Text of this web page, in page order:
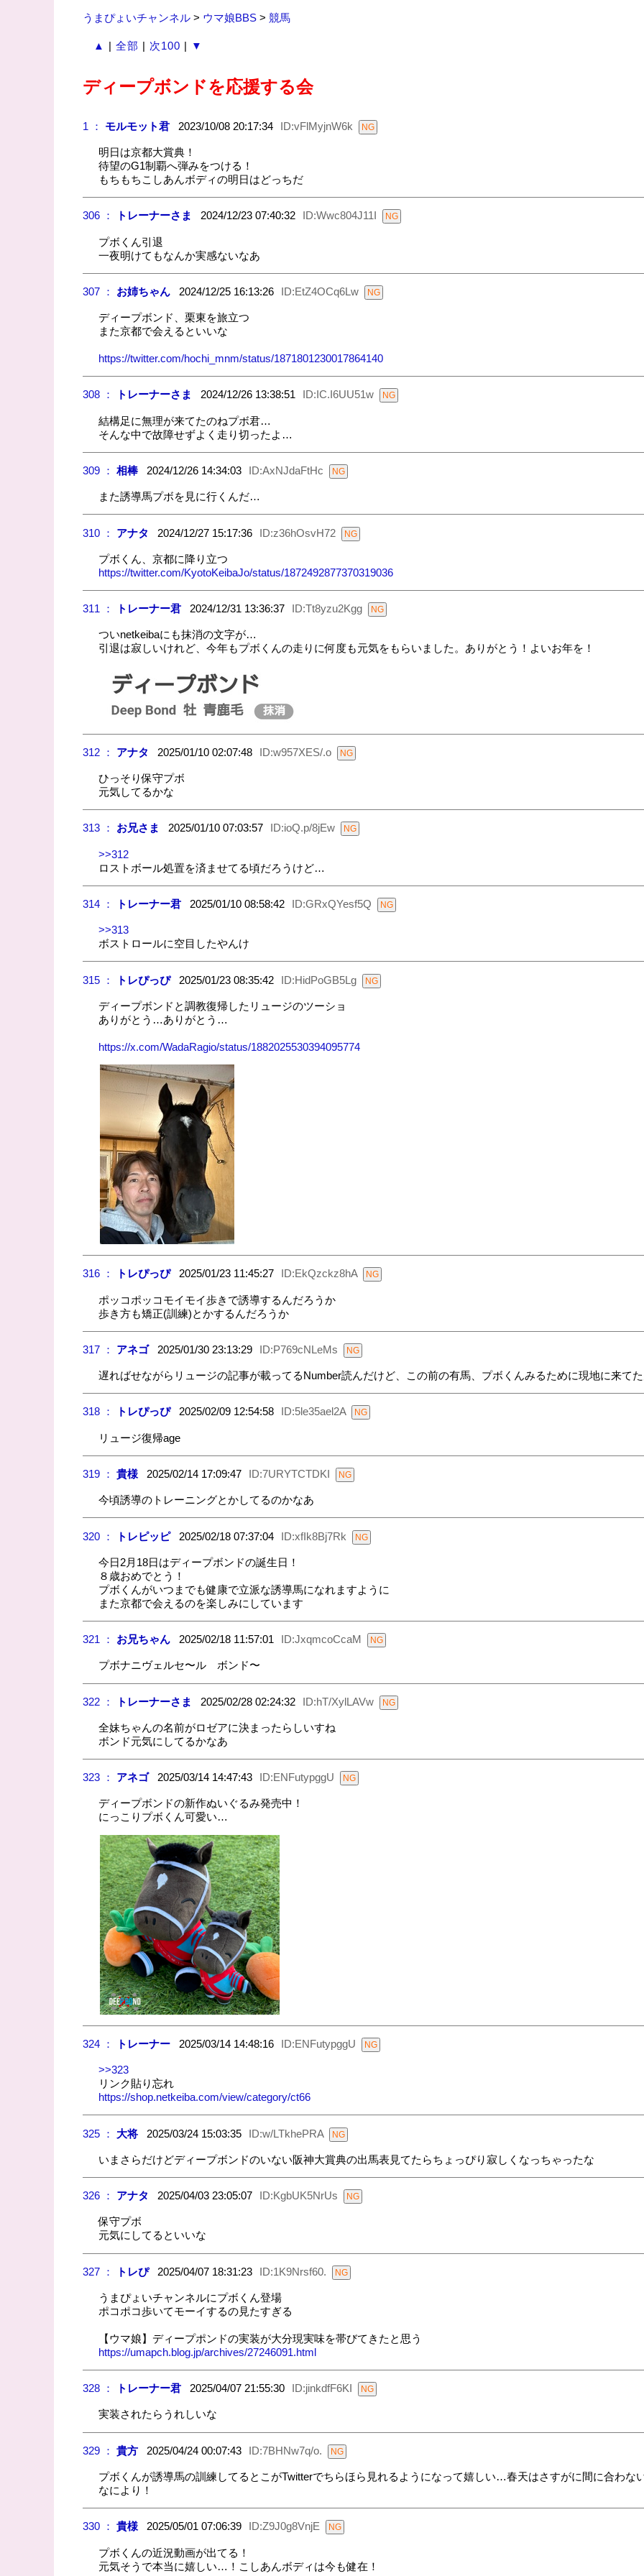
うまぴょいチャンネル> ウマ娘BBS> 競馬
▲ | 全部 | 次100 | ▼
ディープボンドを応援する会
1 ： モルモット君2023/10/08 20:17:34 ID:vFlMyjnW6k
明日は京都大賞典！
待望のG1制覇へ弾みをつける！
もちもちこしあんボディの明日はどっちだ
306 ： トレーナーさま 2024/12/23 07:40:32 ID:Wwc804J11I
プボくん引退
一夜明けてもなんか実感ないなあ
307 ： お姉ちゃん2024/12/25 16:13:26 ID:EtZ4OCq6Lw
ディープボンド、栗東を旅立つ
また京都で会えるといいな
https://twitter.com/hochi_mnm/status/1871801230017864140
308 ： トレーナーさま 2024/12/26 13:38:51 ID:IC.I6UU51w
結構足に無理が来てたのねプボ君…
そんな中で故障せずよく走り切ったよ…
309 ： 相棒2024/12/26 14:34:03 ID:AxNJdaFtHc
また誘導馬プボを見に行くんだ…
310 ： アナタ 2024/12/27 15:17:36 ID:z36hOsvH72
プボくん、京都に降り立つ
https://twitter.com/KyotoKeibaJo/status/1872492877370319036
311 ： トレーナー君2024/12/31 13:36:37 ID:Tt8yzu2Kgg
ついnetkeibaにも抹消の文字が…
引退は寂しいけれど、今年もプボくんの走りに何度も元気をもらいました。ありがとう！よいお年を！
312 ： アナタ 2025/01/10 02:07:48 ID:w957XES/.o
ひっそり保守プボ
元気してるかな
313 ： お兄さま 2025/01/10 07:03:57 ID:ioQ.p/8jEw
>>312
ロストボール処置を済ませてる頃だろうけど…
314 ： トレーナー君2025/01/10 08:58:42 ID:GRxQYesf5Q
>>313
ボストロールに空目したやんけ
315 ： トレぴっぴ2025/01/23 08:35:42 ID:HidPoGB5Lg
ディープボンドと調教復帰したリュージのツーショ
ありがとう…ありがとう…
https://x.com/WadaRagio/status/1882025530394095774
316 ： トレぴっぴ2025/01/23 11:45:27 ID:EkQzckz8hA
ポッコポッコモイモイ歩きで誘導するんだろうか
歩き方も矯正(訓練)とかするんだろうか
317 ： アネゴ2025/01/30 23:13:29 ID:P769cNLeMs
遅ればせながらリュージの記事が載ってるNumber読んだけど、この前の有馬、プボくんみるために現地に来て
318 ： トレぴっぴ2025/02/09 12:54:58 ID:5le35ael2A
リュージ復帰age
319 ： 貴様2025/02/14 17:09:47 ID:7URYTCTDKI
今頃誘導のトレーニングとかしてるのかなあ
320 ： トレピッピ2025/02/18 07:37:04 ID:xfIk8Bj7Rk
今日2月18日はディープボンドの誕生日！
８歳おめでとう！
プボくんがいつまでも健康で立派な誘導馬になれますように
また京都で会えるのを楽しみにしています
321 ： お兄ちゃん2025/02/18 11:57:01 ID:JxqmcoCcaM
プボナニヴェルセ〜ル ボンド〜
322 ： トレーナーさま 2025/02/28 02:24:32 ID:hT/XylLAVw
全妹ちゃんの名前がロゼアに決まったらしいすね
ボンド元気にしてるかなあ
323 ： アネゴ2025/03/14 14:47:43 ID:ENFutypggU
ディープボンドの新作ぬいぐるみ発売中！
にっこりプボくん可愛い…
324 ： トレーナー2025/03/14 14:48:16 ID:ENFutypggU
>>323
リンク貼り忘れ
https://shop.netkeiba.com/view/category/ct66
325 ： 大将2025/03/24 15:03:35 ID:w/LTkhePRA
いまさらだけどディープボンドのいない阪神大賞典の出馬表見てたらちょっぴり寂しくなっちゃったな
326 ： アナタ 2025/04/03 23:05:07 ID:KgbUK5NrUs
保守プボ
元気にしてるといいな
327 ： トレぴ2025/04/07 18:31:23 ID:1K9Nrsf60.
うまぴょいチャンネルにプボくん登場
ポコポコ歩いてモーイするの見たすぎる
【ウマ娘】ディープポンドの実装が大分現実味を帯びてきたと思う
https://umapch.blog.jp/archives/27246091.html
328 ： トレーナー君2025/04/07 21:55:30 ID:jinkdfF6KI
実装されたらうれしいな
329 ： 貴方2025/04/24 00:07:43 ID:7BHNw7q/o.
プボくんが誘導馬の訓練してるとこがTwitterでちらほら見れるようになって嬉しい…春天はさすがに間に合わな
なにより！
330 ： 貴様2025/05/01 07:06:39 ID:Z9J0g8VnjE
プボくんの近況動画が出てる！
元気そうで本当に嬉しい…！こしあんボディは今も健在！